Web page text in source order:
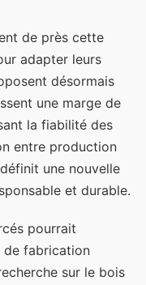
de près cette
adapter leurs
désormais
une marge de
la fiabilité des
entre production
une nouvelle
et durable.
pourrait
de fabrication
sur le bois